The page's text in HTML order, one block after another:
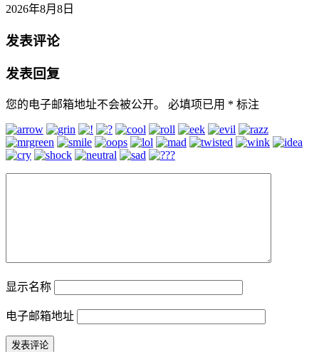
2026年8月8日
发表评论
发表回复
您的电子邮箱地址不会被公开。 必填项已用 * 标注
显示名称
电子邮箱地址